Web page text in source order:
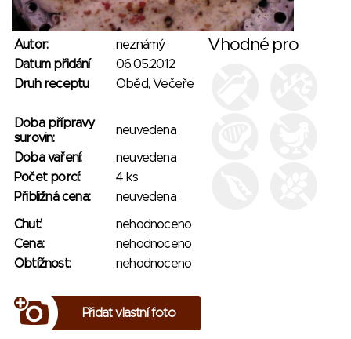
Autor:
neznámý
Datum přidání
06.05.2012
Druh receptu
Oběd, Večeře
Doba přípravy
surovin:
neuvedena
Doba vaření:
neuvedena
Počet porcí:
4 ks
Přibližná cena:
neuvedena
Chuť:
nehodnoceno
Cena:
nehodnoceno
Obtížnost:
nehodnoceno
Přidat vlastní foto
Vhodné pro